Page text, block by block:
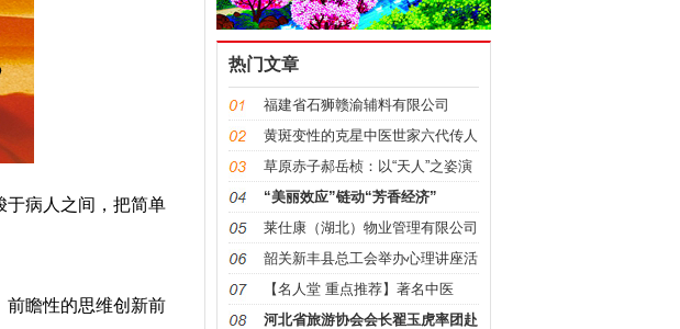
于病人之间，把简单
前瞻性的思维创新前
热门文章
福建省石狮赣渝辅料有限公司
黄斑变性的克星中医世家六代传人
——梁振华院长
草原赤子郝岳桢：以“天人”之姿演
绎革命精神，用艺术
“美丽效应”链动“芳香经济”
莱仕康（湖北）物业管理有限公司
盛大开业
韶关新丰县总工会举办心理讲座活
动 惠及 200多名职工
【名人堂 重点推荐】著名中医
——李春江
河北省旅游协会会长翟玉虎率团赴